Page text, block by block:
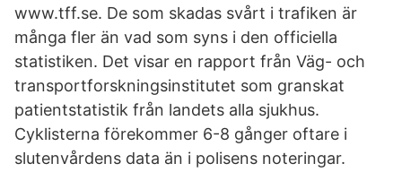
www.tff.se. De som skadas svårt i trafiken är
många fler än vad som syns i den officiella
statistiken. Det visar en rapport från Väg- och
transportforskningsinstitutet som granskat
patientstatistik från landets alla sjukhus.
Cyklisterna förekommer 6-8 gånger oftare i
slutenvårdens data än i polisens noteringar.